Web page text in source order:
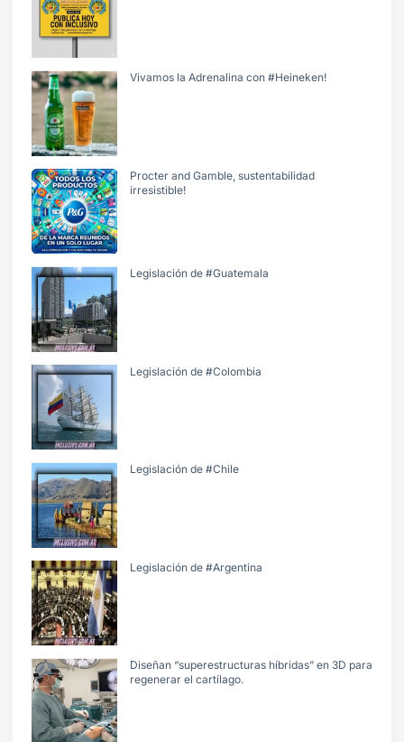
Vivamos la Adrenalina con #Heineken!
Procter and Gamble, sustentabilidad
irresistible!
Legislación de #Guatemala
Legislación de #Colombia
Legislación de #Chile
Legislación de #Argentina
Diseñan “superestructuras híbridas” en 3D para
regenerar el cartílago.